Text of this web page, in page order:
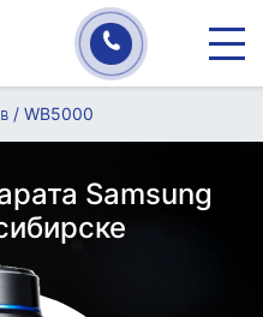
/ WB5000
Samsung